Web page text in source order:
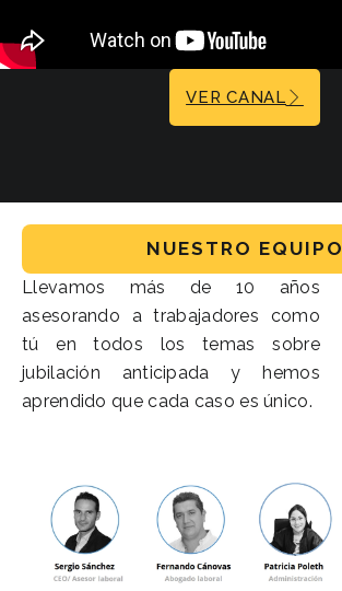
VER CANAL
NUESTRO EQUIPO
Llevamos más de 10 años
asesorando a trabajadores como
tú en todos los temas sobre
jubilación anticipada y hemos
aprendido que cada caso es único.